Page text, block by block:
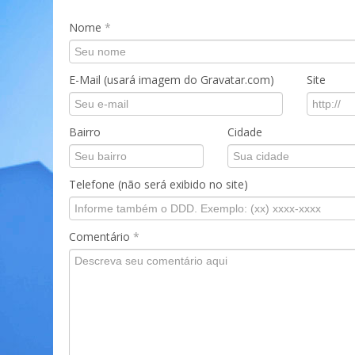
Nome *
E-Mail (usará imagem do Gravatar.com) Site
Bairro Cidade
Telefone (não será exibido no site)
Comentário *